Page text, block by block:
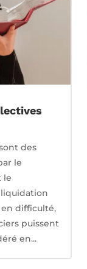
des
le
le
difficulté,
puissent
en...